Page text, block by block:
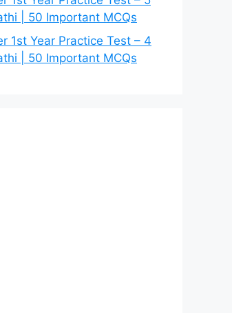
| 50 Important MCQs
1st Year Practice Test – 4
| 50 Important MCQs